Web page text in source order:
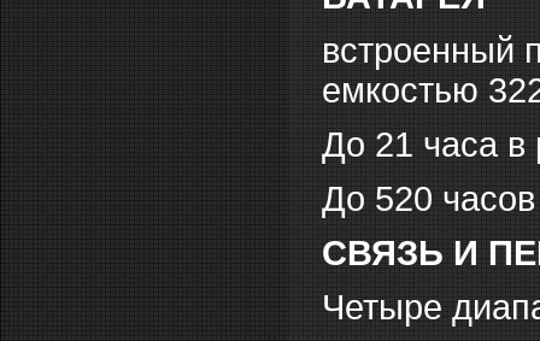
встроенный
емкостью
До 21 часа в
До 520
СВЯЗЬ И
Четыре